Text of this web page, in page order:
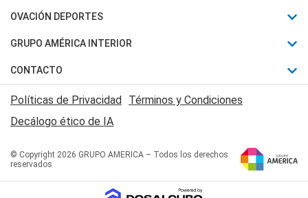
Política
Judiciales
Economia
Horóscopo
Motores
Trucos caseros
Series y Películas
Edictos y Solicitadas
OVACIÓN DEPORTES
Fútbol
Mundial
Automovilismo
Rugby
Básquet
GRUPO AMÉRICA INTERIOR
Canal 7 en Vivo
San Juan 8
CONTACTO
Acerca de Nosotros
Contactanos
Políticas de Privacidad Términos y Condiciones
Decálogo ético de IA
© Copyright 2026 GRUPO AMERICA – Todos los derechos
reservados